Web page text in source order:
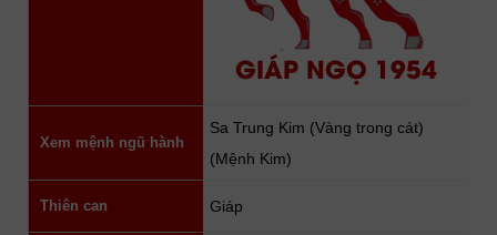
GIÁP NGỌ 1954
Xem mệnh ngũ hành
Sa Trung Kim (Vàng trong cát)
(Mệnh Kim)
Thiên can Giáp